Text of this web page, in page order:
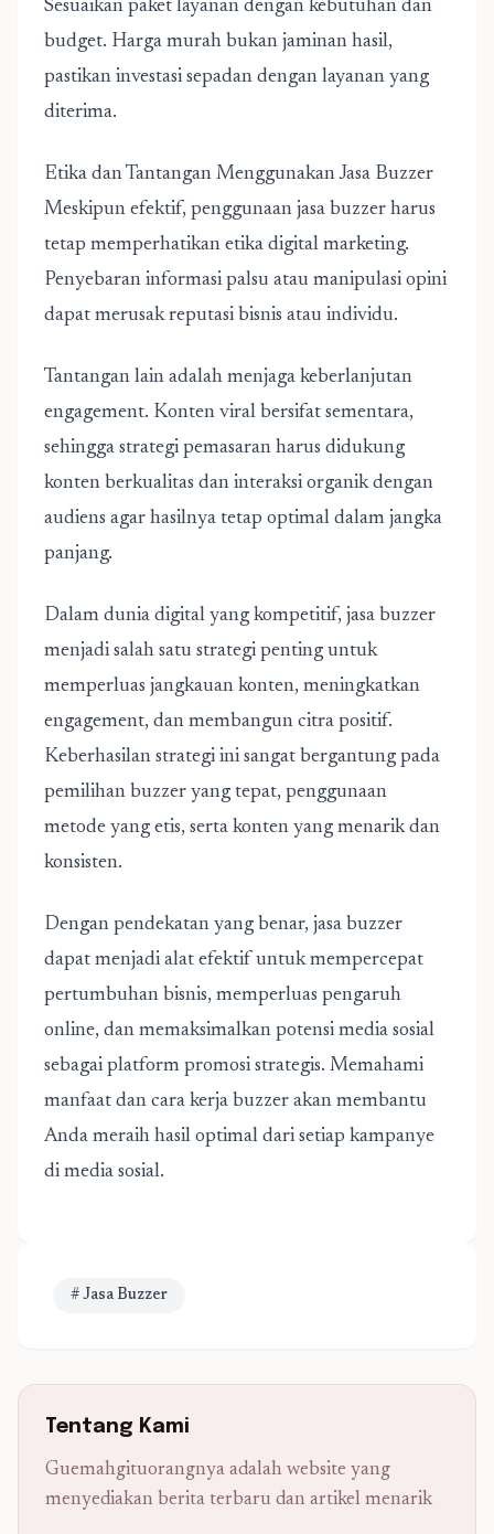
Sesuaikan paket layanan dengan kebutuhan dan
budget. Harga murah bukan jaminan hasil,
pastikan investasi sepadan dengan layanan yang
diterima.
Etika dan Tantangan Menggunakan Jasa Buzzer
Meskipun efektif, penggunaan jasa buzzer harus
tetap memperhatikan etika digital marketing.
Penyebaran informasi palsu atau manipulasi opini
dapat merusak reputasi bisnis atau individu.
Tantangan lain adalah menjaga keberlanjutan
engagement. Konten viral bersifat sementara,
sehingga strategi pemasaran harus didukung
konten berkualitas dan interaksi organik dengan
audiens agar hasilnya tetap optimal dalam jangka
panjang.
Dalam dunia digital yang kompetitif, jasa buzzer
menjadi salah satu strategi penting untuk
memperluas jangkauan konten, meningkatkan
engagement, dan membangun citra positif.
Keberhasilan strategi ini sangat bergantung pada
pemilihan buzzer yang tepat, penggunaan
metode yang etis, serta konten yang menarik dan
konsisten.
Dengan pendekatan yang benar, jasa buzzer
dapat menjadi alat efektif untuk mempercepat
pertumbuhan bisnis, memperluas pengaruh
online, dan memaksimalkan potensi media sosial
sebagai platform promosi strategis. Memahami
manfaat dan cara kerja buzzer akan membantu
Anda meraih hasil optimal dari setiap kampanye
di media sosial.
# Jasa Buzzer
Tentang Kami
Guemahgituorangnya adalah website yang
menyediakan berita terbaru dan artikel menarik